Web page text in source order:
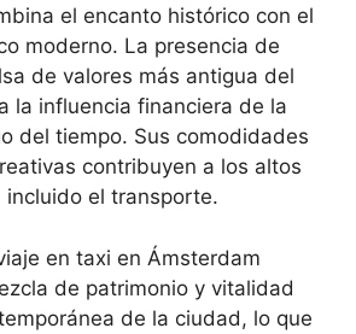
el encanto histórico con el
moderno. La presencia de
de valores más antigua del
la influencia financiera de la
del tiempo. Sus comodidades
contribuyen a los altos
el transporte.
en taxi en Ámsterdam
de patrimonio y vitalidad
de la ciudad, lo que